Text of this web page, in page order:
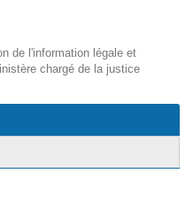
de l'information légale et
chargé de la justice